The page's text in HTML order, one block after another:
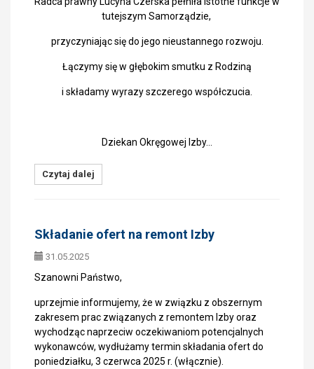
tutejszym Samorządzie,
przyczyniając się do jego nieustannego rozwoju.
Łączymy się w głębokim smutku z Rodziną
i składamy wyrazy szczerego współczucia.
Dziekan Okręgowej Izby…
Czytaj dalej
Składanie ofert na remont Izby
31.05.2025
Szanowni Państwo,
uprzejmie informujemy, że w związku z obszernym
zakresem prac związanych z remontem Izby oraz
wychodząc naprzeciw oczekiwaniom potencjalnych
wykonawców, wydłużamy termin składania ofert do
poniedziałku, 3 czerwca 2025 r. (włącznie).